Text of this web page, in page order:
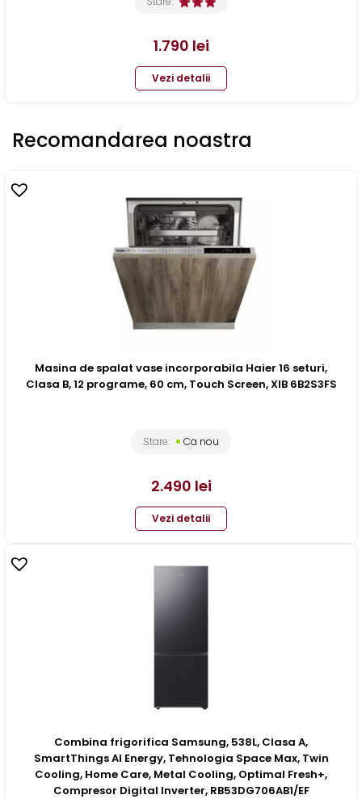
1.790 lei
Vezi detalii
Recomandarea noastra
Masina de spalat vase incorporabila Haier 16 seturi,
Clasa B, 12 programe, 60 cm, Touch Screen, XIB 6B2S3FS
Stare: Ca nou
2.490 lei
Vezi detalii
Combina frigorifica Samsung, 538L, Clasa A,
SmartThings AI Energy, Tehnologia Space Max, Twin
Cooling, Home Care, Metal Cooling, Optimal Fresh+,
Compresor Digital Inverter, RB53DG706AB1/EF